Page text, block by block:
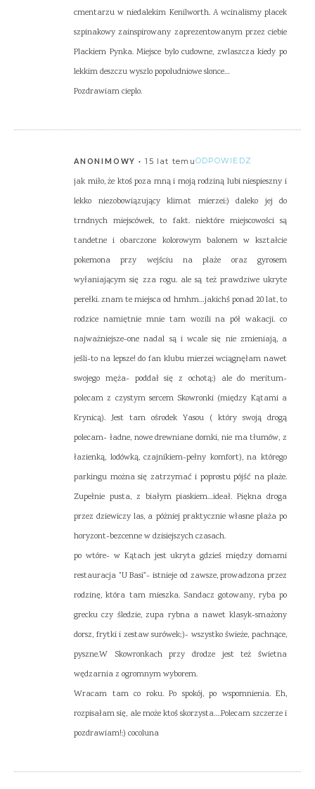
cmentarzu w niedalekim Kenilworth. A wcinalismy placek
szpinakowy zainspirowany zaprezentowanym przez ciebie
Plackiem Pynka. Miejsce bylo cudowne, zwlaszcza kiedy po
lekkim deszczu wyszlo popoludniowe slonce…
Pozdrawiam cieplo.
ANONIMOWY 15 lat temuODPOWIEDZ
jak miło, że ktoś poza mną i moją rodziną lubi niespieszny i
lekko niezobowiązujący klimat mierzei:) daleko jej do
trndnych miejscówek, to fakt. niektóre miejscowości są
tandetne i obarczone kolorowym balonem w kształcie
pokemona przy wejściu na plaże oraz gyrosem
wyłaniającym się zza rogu. ale są też prawdziwe ukryte
perełki. znam te miejsca od hmhm…jakichś ponad 20 lat, to
rodzice namiętnie mnie tam wozili na pół wakacji. co
najważniejsze-one nadal są i wcale się nie zmieniają, a
jeśli-to na lepsze! do fan klubu mierzei wciągnęłam nawet
swojego męża- poddał się z ochotą:) ale do meritum-
polecam z czystym sercem Skowronki (między Kątami a
Krynicą). Jest tam ośrodek Yasou ( który swoją drogą
polecam- ładne, nowe drewniane domki, nie ma tłumów, z
łazienką, lodówką, czajnikiem-pełny komfort), na którego
parkingu można się zatrzymać i poprostu pójść na plaże.
Zupełnie pusta, z białym piaskiem…ideał. Piękna droga
przez dziewiczy las, a póżniej praktycznie własne plaża po
horyzont-bezcenne w dzisiejszych czasach.
po wtóre- w Kątach jest ukryta gdzieś między domami
restauracja "U Basi"- istnieje od zawsze, prowadzona przez
rodzinę, która tam mieszka. Sandacz gotowany, ryba po
grecku czy śledzie, zupa rybna a nawet klasyk-smażony
dorsz, frytki i zestaw surówek;)- wszystko świeże, pachnące,
pyszne.W Skowronkach przy drodze jest też świetna
wędzarnia z ogromnym wyborem.
Wracam tam co roku. Po spokój, po wspomnienia. Eh,
rozpisałam się, ale może ktoś skorzysta….Polecam szczerze i
pozdrawiam!:) cocoluna